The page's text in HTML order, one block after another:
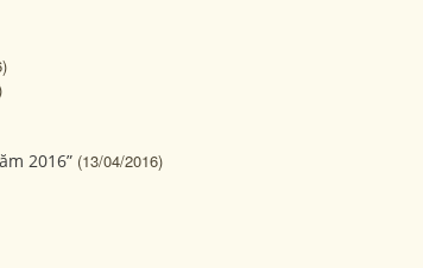
2016” (13/04/2016)